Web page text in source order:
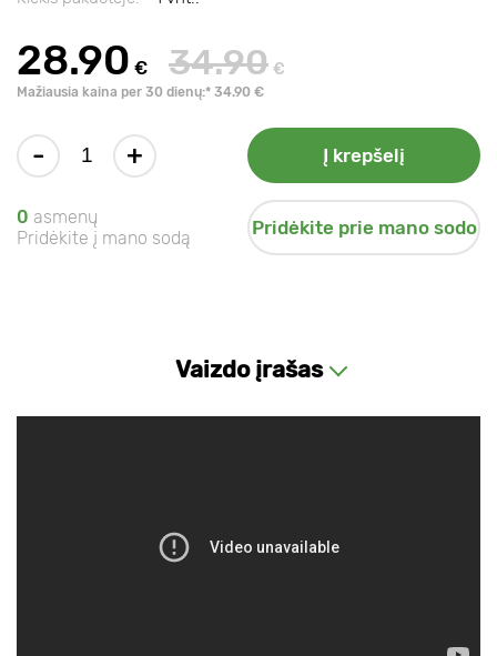
28.90 € 34.90 €
Mažiausia kaina per 30 dienų:* 34.90 €
- + Į krepšelį
0 asmenų
Pridėkite į mano sodą
Pridėkite prie mano sodo
Vaizdo įrašas